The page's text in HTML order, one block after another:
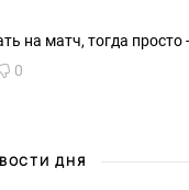
на матч, тогда просто
0
ДНЯ